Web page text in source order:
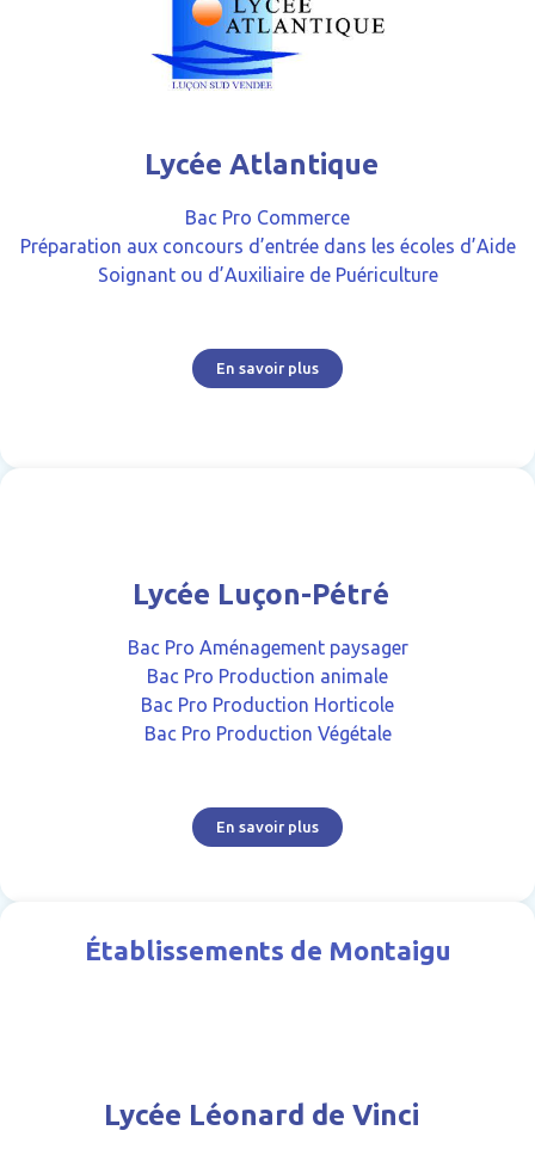
Lycée Atlantique
Bac Pro Commerce
Préparation aux concours d’entrée dans les écoles d’Aide
Soignant ou d’Auxiliaire de Puériculture
En savoir plus
Lycée Luçon-Pétré
Bac Pro Aménagement paysager
Bac Pro Production animale
Bac Pro Production Horticole
Bac Pro Production Végétale
En savoir plus
Établissements de Montaigu
Lycée Léonard de Vinci